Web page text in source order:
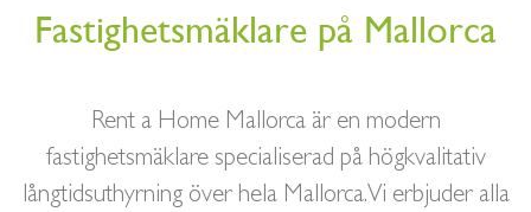
Fastighetsmäklare på Mallorca
Rent a Home Mallorca är en modern
fastighetsmäklare specialiserad på högkvalitativ
långtidsuthyrning över hela Mallorca. Vi erbjuder alla